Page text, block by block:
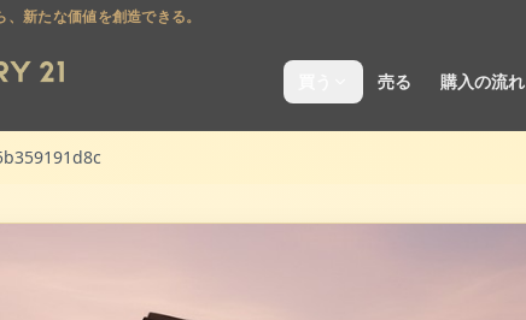
新たな価値を創造できる。
売る 購入の流れ